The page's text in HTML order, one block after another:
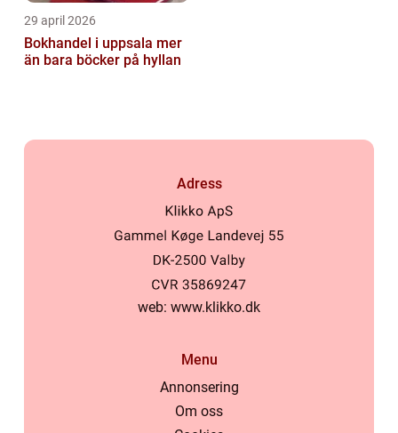
29 april 2026
Bokhandel i uppsala mer
än bara böcker på hyllan
Adress
web: www.klikko.dk
Menu
Annonsering
Om oss